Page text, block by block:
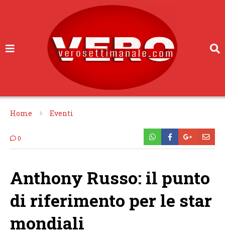
Home Eventi
0
Anthony Russo: il punto
di riferimento per le star
mondiali